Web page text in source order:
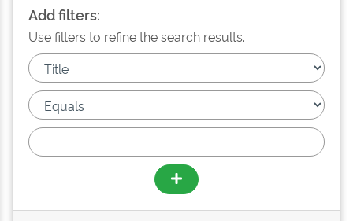
Add filters:
Use filters to refine the search results.